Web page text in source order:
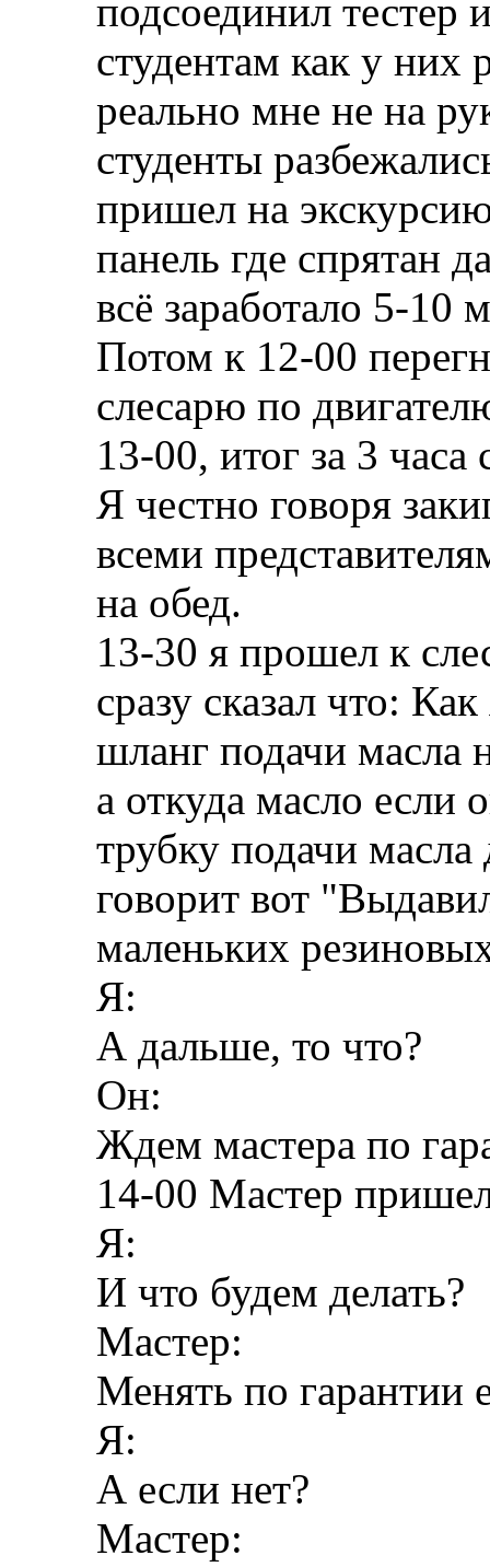
подсоединил тестер
студентам как у них
реально мне не на
студенты
пришел на
панель где спрятан
всё заработало 5-10
Потом к 12-00
слесарю по
13-00, итог за 3 часа
Я честно говоря
всеми
на обед.
13-30 я прошел к
сразу сказал что:
шланг подачи
а откуда масло если
трубку подачи
говорит вот
маленьких
Я:
А дальше, то что?
Он:
Ждем мастера по
14-00 Мастер
Я:
И что будем делать?
Мастер:
Менять по гарантии
Я:
А если нет?
Мастер: